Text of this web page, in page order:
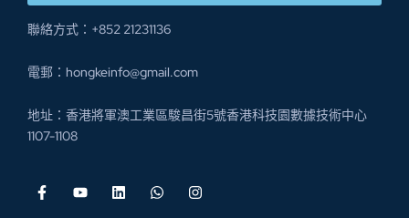
聯絡方式：+852 21231136
電郵：hongkeinfo@gmail.com
地址：香港將軍澳工業區駿昌街5號香港科技園數據技術中心
1107-1108